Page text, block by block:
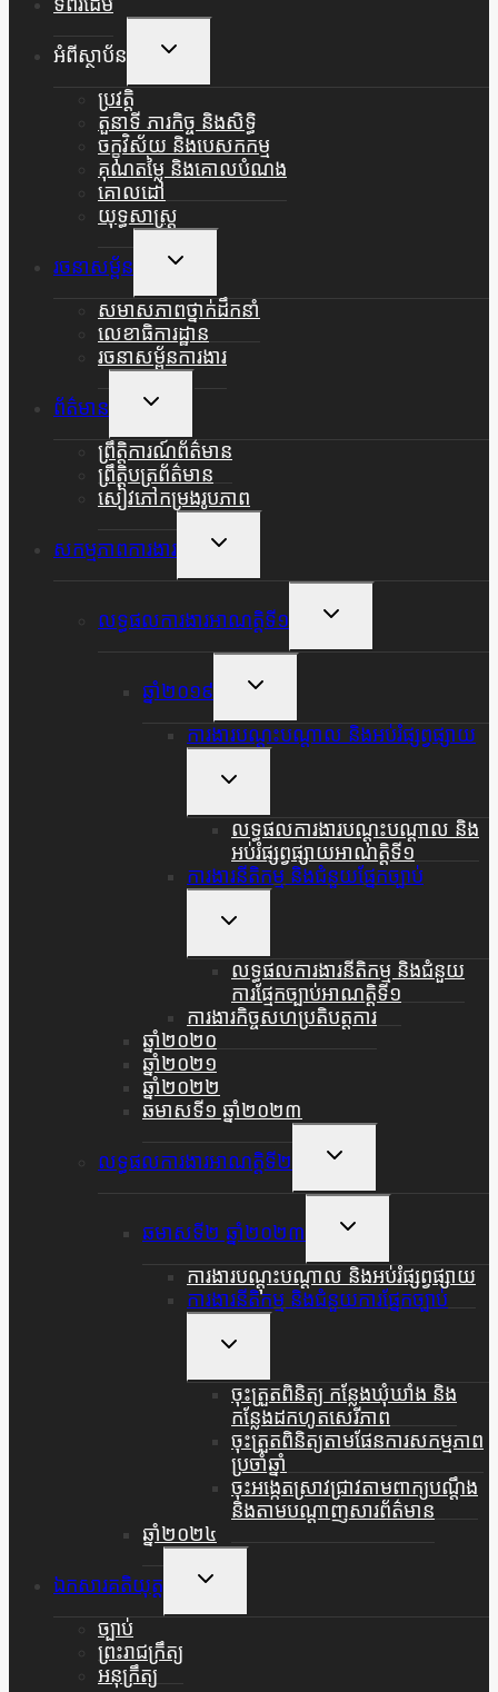
អំពីស្ថាប័ន
Toggle
Menu
ប្រវត្តិ
តួនាទី ភារកិច្ច និងសិទ្ធិ
ចក្ខុវិស័យ និងបេសកកម្ម
គុណតម្លៃ និងគោលបំណង
គោលដៅ
យុទ្ធសាស្ត្រ
រចនាសម្ព័ន
Toggle
Menu
សមាសភាពថ្នាក់ដឹកនាំ
លេខាធិការដ្ឋាន
រចនាសម្ព័នការងារ
ព័ត៌មាន
Toggle
Menu
ព្រឹត្តិការណ៍ព័ត៌មាន
ព្រឹត្តិបត្រព័ត៌មាន
សៀវភៅកម្រងរូបភាព
សកម្មភាពការងារ
Toggle
Menu
លទ្ធផលការងារអាណត្តិទី១
Toggle
Menu
ឆ្នាំ២០១៩
Toggle
Menu
ការងារបណ្តុះបណ្តាល និងអប់រំផ្សព្វផ្សាយ
Toggle
Menu
លទ្ធផលការងារបណ្តុះបណ្តាល និង
អប់រំផ្សព្វផ្សាយអាណត្តិទី១
ការងារនីតិកម្ម និងជំនួយផ្នែកច្បាប់
Toggle
Menu
លទ្ធផលការងារនីតិកម្ម និងជំនួយ
ការផ្មែកច្បាប់អាណត្តិទី១
ការងារកិច្ចសហប្រតិបត្តការ
ឆ្នាំ២០២០
ឆ្នាំ២០២១
ឆ្នាំ២០២២
ឆមាសទី១ ឆ្នាំ២០២៣
លទ្ធផលការងារអាណត្តិទី២
Toggle
Menu
ឆមាសទី២ ឆ្នាំ២០២៣
Toggle
Menu
ការងារបណ្តុះបណ្តាល និងអប់រំផ្សព្វផ្សាយ
ការងារនីតិកម្ម និងជំនួយការផ្នែកច្បាប់
Toggle
Menu
ចុះត្រួតពិនិត្យ កន្លែងឃុំឃាំង និង
កន្លែងដកហូតសេរីភាព
ចុះត្រួតពិនិត្យតាមផែនការសកម្មភាព
ប្រចាំឆ្នាំ
ចុះអង្កេតស្រាវជ្រាវតាមពាក្យបណ្តឹង
និងតាមបណ្តាញសារព័ត៌មាន
ឆ្នាំ២០២៤
ឯកសារគតិយុត្ត
Toggle
Menu
ច្បាប់
ព្រះរាជក្រឹត្យ
អនុក្រឹត្យ